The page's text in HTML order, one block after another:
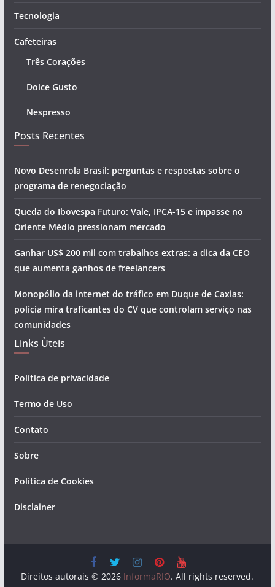
Tecnologia
Cafeteiras
Três Corações
Dolce Gusto
Nespresso
Posts Recentes
Novo Desenrola Brasil: perguntas e respostas sobre o
programa de renegociação
Queda do Ibovespa Futuro: Vale, IPCA-15 e impasse no
Oriente Médio pressionam mercado
Ganhar US$ 200 mil com trabalhos extras: a dica da CEO
que aumenta ganhos de freelancers
Monopólio da internet do tráfico em Duque de Caxias:
polícia mira traficantes do CV que controlam serviço nas
comunidades
Links Ùteis
Política de privacidade
Termo de Uso
Contato
Sobre
Política de Cookies
Disclainer
Direitos autorais © 2026 InformaRIO. All rights reserved.